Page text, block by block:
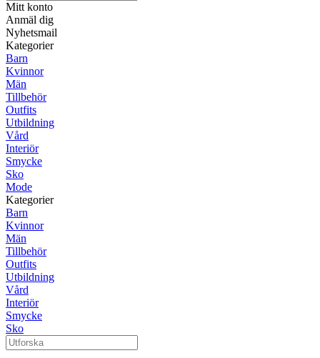
Mitt konto
Anmäl dig
Nyhetsmail
Kategorier
Barn
Kvinnor
Män
Tillbehör
Outfits
Utbildning
Vård
Interiör
Smycke
Sko
Mode
Kategorier
Barn
Kvinnor
Män
Tillbehör
Outfits
Utbildning
Vård
Interiör
Smycke
Sko